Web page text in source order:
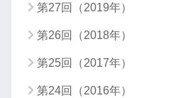
第27回（2019年）
第26回（2018年）
第25回（2017年）
第24回（2016年）